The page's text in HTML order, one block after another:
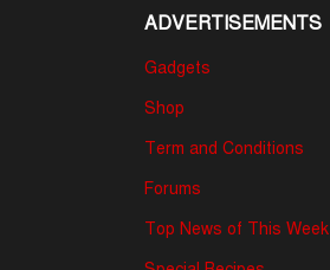
ADVERTISEMENTS
Gadgets
Shop
Term and Conditions
Forums
Top News of This Week